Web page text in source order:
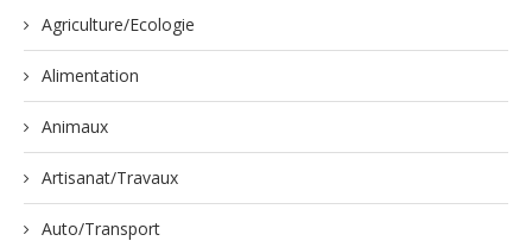
Agriculture/Ecologie
Alimentation
Animaux
Artisanat/Travaux
Auto/Transport